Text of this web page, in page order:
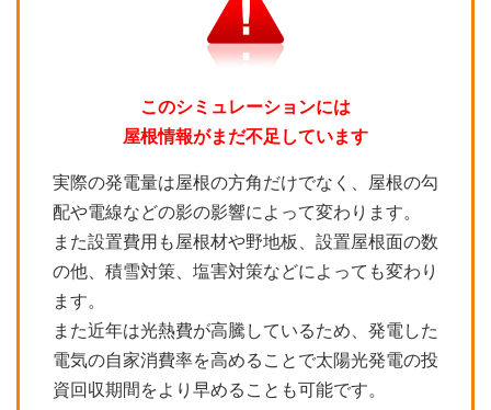
このシミュレーションには
屋根情報がまだ不足しています
実際の発電量は屋根の方角だけでなく、屋根の勾
配や電線などの影の影響によって変わります。
また設置費用も屋根材や野地板、設置屋根面の数
の他、積雪対策、塩害対策などによっても変わり
ます。
また近年は光熱費が高騰しているため、発電した
電気の自家消費率を高めることで太陽光発電の投
資回収期間をより早めることも可能です。